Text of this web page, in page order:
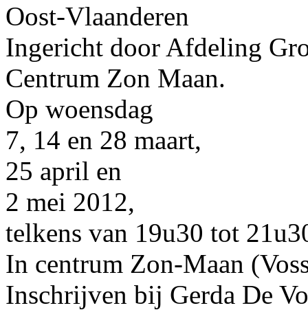
Oost-Vlaanderen
Ingericht door Afdeling
Centrum Zon Maan.
Op woensdag
7, 14 en 28 maart,
25 april en
2 mei 2012,
telkens van 19u30 tot
In centrum Zon-Maan
Inschrijven bij Gerda De